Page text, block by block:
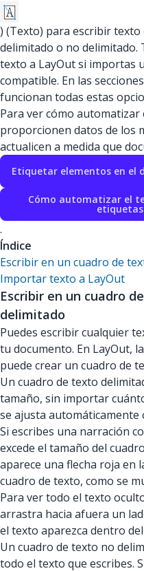
) (Texto) para escribir
delimitado o no
texto a LayOut si importas
compatible. En las
funcionan todas estas
Para ver cómo
proporcionen datos de los
actualicen a medida que
Etiquetar elementos en el
Cómo automatizar el
.
Índice
Escribir en un cuadro de
Importar texto a LayOut
Escribir en un cuadro
delimitado
Puedes escribir cualquier
tu documento. En LayOut,
puede crear un cuadro de
Un cuadro de texto
tamaño, sin importar
se ajusta automáticamente
Si escribes una narración
excede el tamaño del
aparece una flecha roja en
cuadro de texto, como se
Para ver todo el texto
arrastra hacia afuera un
el texto aparezca dentro
Un cuadro de texto no
todo el texto que escribes.